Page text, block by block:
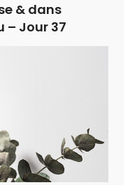
& dans
– Jour 37